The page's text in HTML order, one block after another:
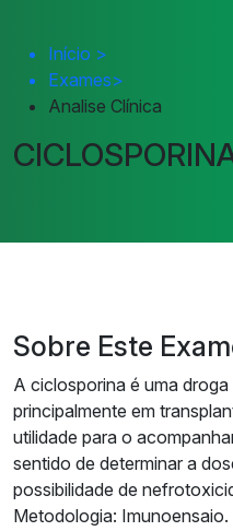
Início >
Exames>
Analise Clínica
Sobre Este
A ciclosporina é uma
principalmente em
utilidade para o
sentido de determinar a
possibilidade de
Metodologia: Imunoensaio.